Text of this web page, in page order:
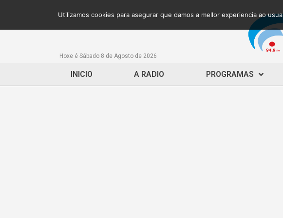
Hoxe é Sábado 8 de Agosto de 2026
INICIO A RADIO PROGRAMAS
Utilizamos cookies para asegurar que damos a mellor experiencia ao